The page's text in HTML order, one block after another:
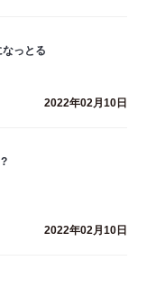
っとる
2022年02月10日
2022年02月10日